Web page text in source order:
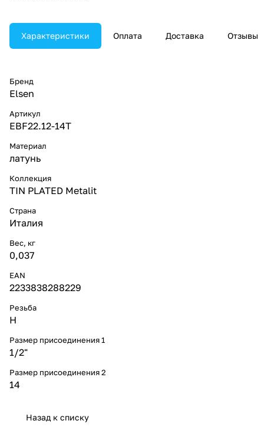
Характеристики Оплата Доставка Отзывы
Бренд
Elsen
Артикул
EBF22.12-14T
Материал
латунь
Коллекция
TIN PLATED Metalit
Страна
Италия
Вес, кг
0,037
EAN
2233838288229
Резьба
Н
Размер присоединения 1
1/2"
Размер присоединения 2
14
Назад к списку